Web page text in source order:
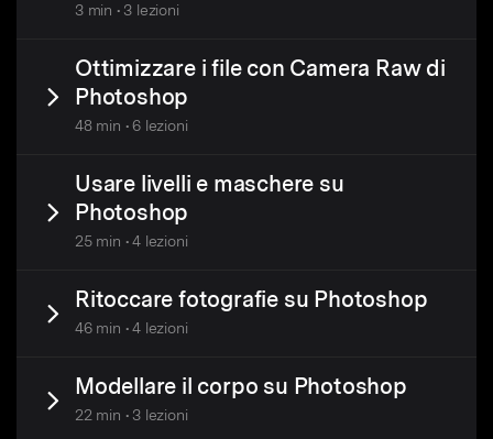
3 min • 3 lezioni
Ottimizzare i file con Camera Raw di
Photoshop
48 min • 6 lezioni
Usare livelli e maschere su
Photoshop
25 min • 4 lezioni
Ritoccare fotografie su Photoshop
46 min • 4 lezioni
Modellare il corpo su Photoshop
22 min • 3 lezioni